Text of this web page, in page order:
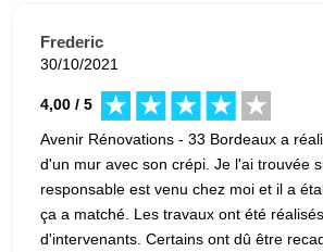
Frederic
30/10/2021
4,00 / 5
Avenir Rénovations - 33 Bordeaux a
d'un mur avec son crépi. Je l'ai trouvée
responsable est venu chez moi et il a
ça a matché. Les travaux ont été
d'intervenants. Certains ont dû être